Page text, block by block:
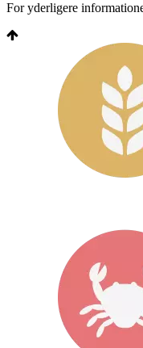
For yderligere